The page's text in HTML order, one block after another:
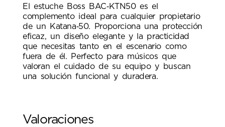
El estuche Boss BAC‑KTN50 es el
complemento ideal para cualquier propietario
de un Katana‑50. Proporciona una protección
eficaz, un diseño elegante y la practicidad
que necesitas tanto en el escenario como
fuera de él. Perfecto para músicos que
valoran el cuidado de su equipo y buscan
una solución funcional y duradera.
Valoraciones